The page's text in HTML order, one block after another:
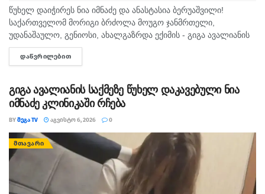
წუხელ დაიჭირეს ნია იმნაძე და ანასტასია ბერუაშვილი!
საქართველომ მორიგი ბრძოლა მოუგო ჯანმრთელი,
უდანაშაულო, გენიოსი, ახალგაზრდა ექიმის - გიგა ავალიანის
მკვლელებს! - ასე ეხმაურება სოციალურ ქსელში, მოკლული
მასწავლებლის, გიგა ავალიანის დედა,...
ᲓᲐᲬᲕᲠᲘᲚᲔᲑᲘᲗ
გიგა ავალიანის საქმეზე წუხელ დაკავებული ნია
იმნაძე კლინიკაში რჩება
BYᲛᲔᲒᲐ TV ᲐᲒᲕᲘᲡᲢᲝ 6, 2026 0
ᲛᲗᲐᲕᲐᲠᲘ